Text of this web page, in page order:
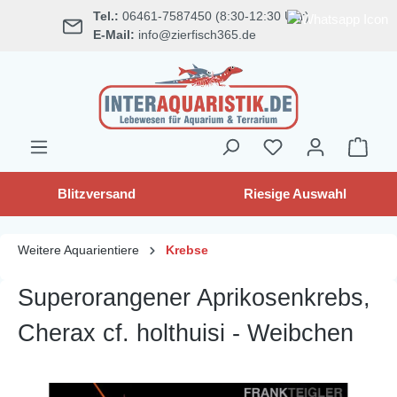
springen Tel.: 06461-7587450 (8:30-12:30 Uhr)
E-Mail: info@zierfisch365.de
Blitzversand Riesige Auswahl
Weitere Aquarientiere Krebse
Superorangener Aprikosenkrebs,
Cherax cf. holthuisi - Weibchen
Bildergalerie überspringen